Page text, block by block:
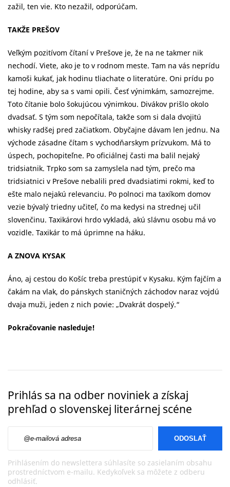
zažil, ten vie. Kto nezažil, odporúčam.
TAKŽE PREŠOV
Veľkým pozitívom čítaní v Prešove je, že na ne takmer nik
nechodí. Viete, ako je to v rodnom meste. Tam na vás neprídu
kamoši kukať, jak hodinu tliachate o literatúre. Oni prídu po
tej hodine, aby sa s vami opili. Česť výnimkám, samozrejme.
Toto čítanie bolo šokujúcou výnimkou. Divákov prišlo okolo
dvadsať. S tým som nepočítala, takže som si dala dvojitú
whisky radšej pred začiatkom. Obyčajne dávam len jednu. Na
východe zásadne čítam s vychodňarskym prízvukom. Má to
úspech, pochopiteľne. Po oficiálnej časti ma balil nejaký
tridsiatnik. Trpko som sa zamyslela nad tým, prečo ma
tridsiatnici v Prešove nebalili pred dvadsiatimi rokmi, keď to
ešte malo nejakú relevanciu. Po polnoci ma taxíkom domov
vezie bývalý triedny učiteľ, čo ma kedysi na strednej učil
slovenčinu. Taxikárovi hrdo vykladá, akú slávnu osobu má vo
vozidle. Taxikár to má úprimne na háku.
A ZNOVA KYSAK
Áno, aj cestou do Košíc treba prestúpiť v Kysaku. Kým fajčím a
čakám na vlak, do pánskych staničných záchodov naraz vojdú
dvaja muži, jeden z nich povie: „Dvakrát dospelý.“
Pokračovanie nasleduje!
Prihlás sa na odber noviniek a získaj
prehľad o slovenskej literárnej scéne
Prihlásením do newslettera súhlasíte so zasielaním obsahu
prostredníctvom e-mailu. Kedykoľvek sa môžete z odberu
odhlásiť.